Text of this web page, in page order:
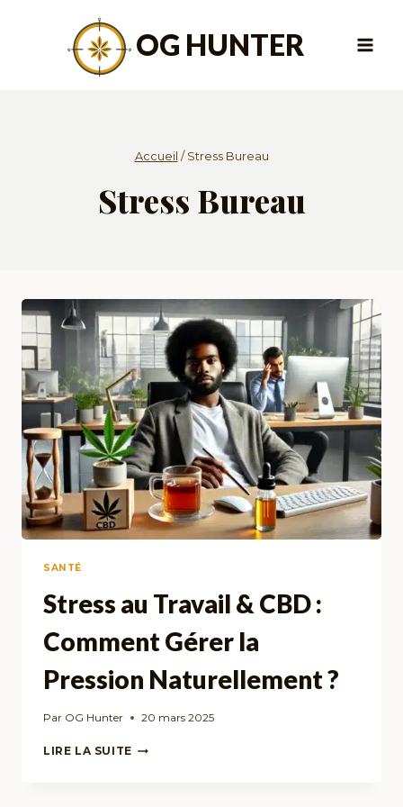
OG HUNTER
Accueil / Stress Bureau
Stress Bureau
SANTÉ
Stress au Travail & CBD :
Comment Gérer la
Pression Naturellement ?
Par OG Hunter 20 mars 2025
LIRE LA SUITESTRESS